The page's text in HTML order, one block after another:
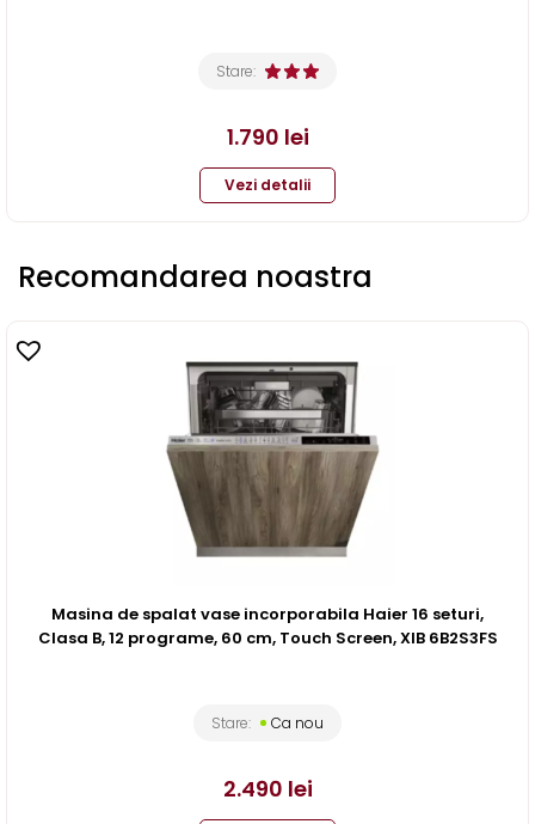
Stare:
1.790 lei
Vezi detalii
Recomandarea noastra
Masina de spalat vase incorporabila Haier 16 seturi,
Clasa B, 12 programe, 60 cm, Touch Screen, XIB 6B2S3FS
Stare: Ca nou
2.490 lei